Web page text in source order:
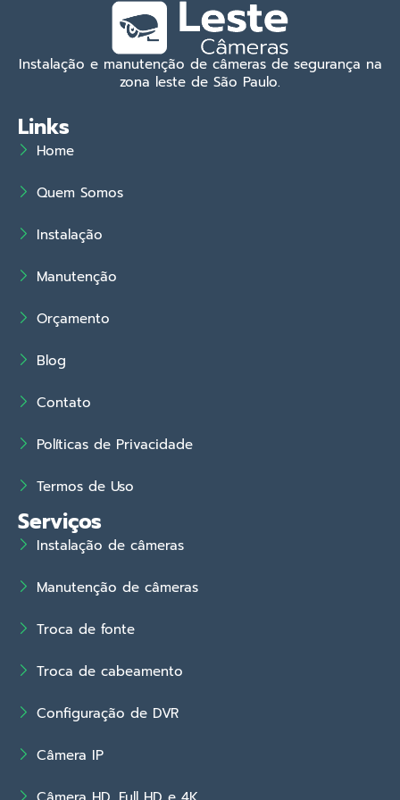
Instalação e manutenção de câmeras de segurança na
zona leste de São Paulo.
Links
Home
Quem Somos
Instalação
Manutenção
Orçamento
Blog
Contato
Políticas de Privacidade
Termos de Uso
Serviços
Instalação de câmeras
Manutenção de câmeras
Troca de fonte
Troca de cabeamento
Configuração de DVR
Câmera IP